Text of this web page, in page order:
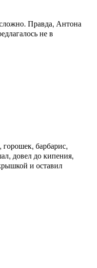
Правда, Антона
не в
барбарис,
довел до кипения,
и оставил